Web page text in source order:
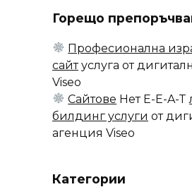
Горещо
Професионална
сайтуслуга от
Viseo
Сайтове Нет E-E-A-T
билдинг услуги от
агенция Viseo
Категории